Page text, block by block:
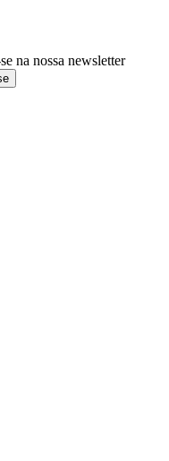
na nossa newsletter